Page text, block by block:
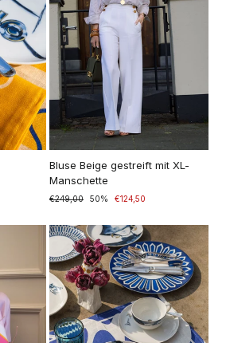
Bluse Beige gestreift mit XL-
Manschette
Normaler
€249,00
Sonderpreis50% €124,50